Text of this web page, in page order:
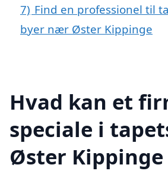
7) Find en professionel til
byer nær Øster Kippinge
Hvad kan et
speciale i
Øster